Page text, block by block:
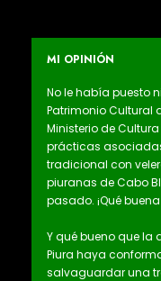
MI OPINIÓN
No le había puesto
Patrimonio Cultural
Ministerio de
prácticas
tradicional con
piuranas de Cabo
pasado. ¡Qué
Y qué bueno que la
Piura haya
salvaguardar una